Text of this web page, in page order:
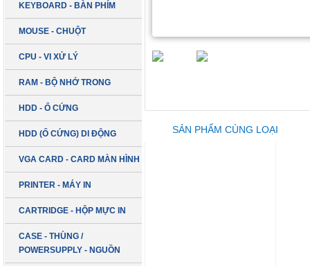
KEYBOARD - BÀN PHÍM
MOUSE - CHUỘT
CPU - VI XỬ LÝ
RAM - BỘ NHỚ TRONG
HDD - Ổ CỨNG
HDD (Ổ CỨNG) DI ĐỘNG
VGA CARD - CARD MÀN HÌNH
PRINTER - MÁY IN
CARTRIDGE - HỘP MỰC IN
CASE - THÙNG /
POWERSUPPLY - NGUỒN
SẢN PHẨM CÙNG LOẠI